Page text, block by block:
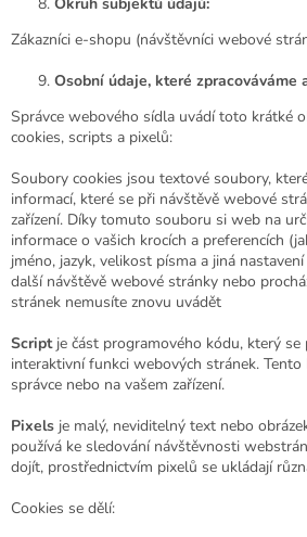
Zákazníci e-shopu (návštěvníci webové
Osobní údaje, které zpracováváme
Správce webového sídla uvádí toto krátké
cookies, scripts a pixelů:
Soubory cookies jsou textové soubory,
informací, které se při návštěvě webové
zařízení. Díky tomuto souboru si web na
informace o vašich krocích a preferencích
jméno, jazyk, velikost písma a jiná
další návštěvě webové stránky nebo
stránek nemusíte znovu uvádět
Script je část programového kódu, který
interaktivní funkci webových stránek.
správce nebo na vašem zařízení.
Pixels je malý, neviditelný text nebo
používá ke sledování návštěvnosti
dojít, prostřednictvím pixelů se ukládají
Cookies se dělí: